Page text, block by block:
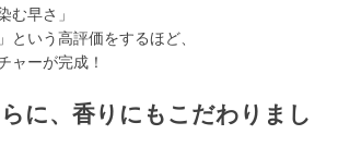
む早さ」
という高評価をするほど、
ャーが完成！
らに、香りにもこだわりまし